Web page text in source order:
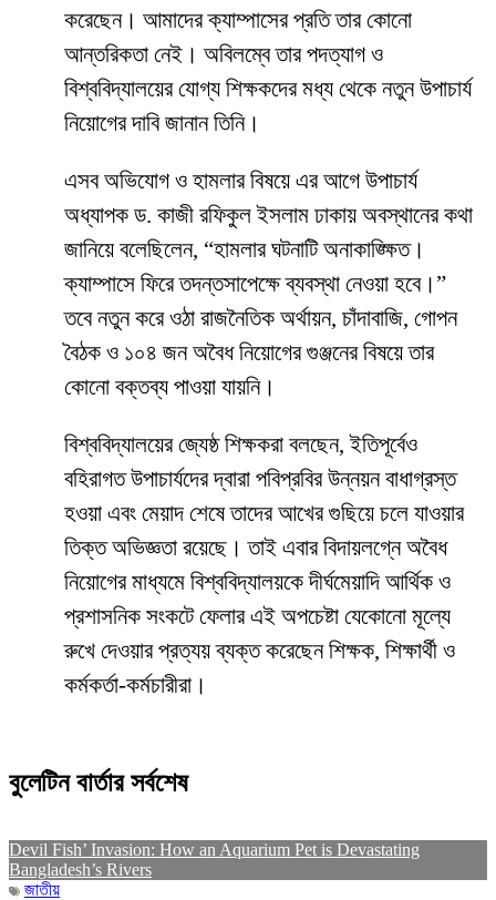
করেছেন। আমাদের ক্যাম্পাসের প্রতি তার কোনো
আন্তরিকতা নেই। অবিলম্বে তার পদত্যাগ ও
বিশ্ববিদ্যালয়ের যোগ্য শিক্ষকদের মধ্য থেকে নতুন উপাচার্য
নিয়োগের দাবি জানান তিনি।
​এসব অভিযোগ ও হামলার বিষয়ে এর আগে উপাচার্য
অধ্যাপক ড. কাজী রফিকুল ইসলাম ঢাকায় অবস্থানের কথা
জানিয়ে বলেছিলেন, “হামলার ঘটনাটি অনাকাঙ্ক্ষিত।
ক্যাম্পাসে ফিরে তদন্তসাপেক্ষে ব্যবস্থা নেওয়া হবে।”
তবে নতুন করে ওঠা রাজনৈতিক অর্থায়ন, চাঁদাবাজি, গোপন
বৈঠক ও ১০৪ জন অবৈধ নিয়োগের গুঞ্জনের বিষয়ে তার
কোনো বক্তব্য পাওয়া যায়নি।
​বিশ্ববিদ্যালয়ের জ্যেষ্ঠ শিক্ষকরা বলছেন, ইতিপূর্বেও
বহিরাগত উপাচার্যদের দ্বারা পবিপ্রবির উন্নয়ন বাধাগ্রস্ত
হওয়া এবং মেয়াদ শেষে তাদের আখের গুছিয়ে চলে যাওয়ার
তিক্ত অভিজ্ঞতা রয়েছে। তাই এবার বিদায়লগ্নে অবৈধ
নিয়োগের মাধ্যমে বিশ্ববিদ্যালয়কে দীর্ঘমেয়াদি আর্থিক ও
প্রশাসনিক সংকটে ফেলার এই অপচেষ্টা যেকোনো মূল্যে
রুখে দেওয়ার প্রত্যয় ব্যক্ত করেছেন শিক্ষক, শিক্ষার্থী ও
কর্মকর্তা-কর্মচারীরা।
বুলেটিন বার্তার সর্বশেষ
Devil Fish’ Invasion: How an Aquarium Pet is Devastating
Bangladesh’s Rivers
জাতীয়